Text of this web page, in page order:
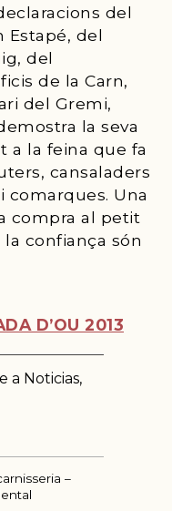
del
Estapé, del
del
de la Carn,
del Gremi,
la seva
a la feina que fa
cansaladers
comarques. Una
compra al petit
confiança són
D’OU 2013
a Noticias,
–